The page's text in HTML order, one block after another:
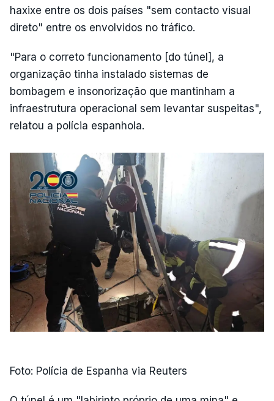
haxixe entre os dois países "sem contacto visual
direto" entre os envolvidos no tráfico.
"Para o correto funcionamento [do túnel], a
organização tinha instalado sistemas de
bombagem e insonorização que mantinham a
infraestrutura operacional sem levantar suspeitas",
relatou a polícia espanhola.
Foto: Polícia de Espanha via Reuters